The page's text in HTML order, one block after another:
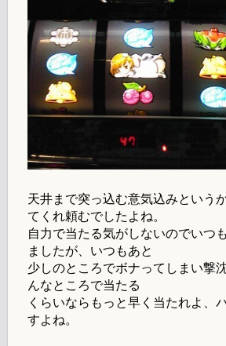
天井まで突っ込む意気込みという
てくれ頼むでしたよね。
自力で当たる気がしないのでいつ
ましたが、いつもあと
少しのところでボナってしまい撃
んなところで当たる
くらいならもっと早く当たれよ、
すよね。